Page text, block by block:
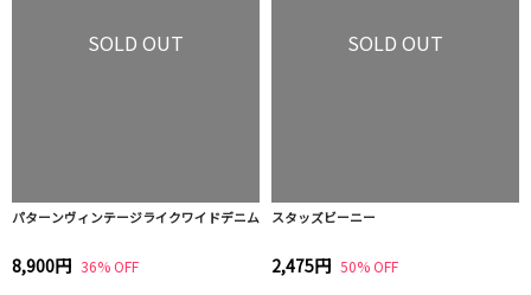
SOLD OUT
パターンヴィンテージライクワイドデニム
8,900円 36% OFF
SOLD OUT
スタッズビーニー
2,475円 50% OFF